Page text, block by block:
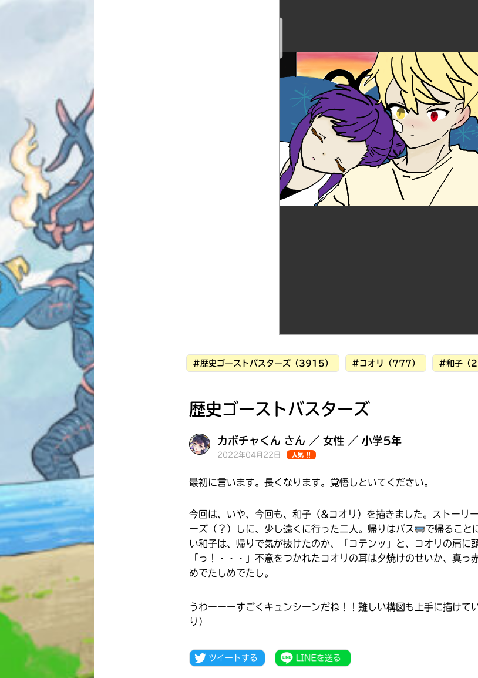
歴史ゴーストバスターズ
#歴史ゴーストバスターズ（3915） #コオリ（777） #和子（
カボチャくん さん ／ 女性 ／ 小学5年
2022年04月22日 人気 !!
最初に言います。長くなります。覚悟しといてください。
今回は、いや、今回も、和子（&コオリ）を描きました。ストーリ
ーズ（？）しに、少し遠くに行った二人。帰りはバス
で帰ること
い和子は、帰りで気が抜けたのか、「コテンッ」と、コオリの肩に
「っ！・・・」不意をつかれたコオリの耳は夕焼けのせいか、真っ
めでたしめでたし。
うわーーーすごくキュンシーンだね！！難しい構図も上手に描けて
り）